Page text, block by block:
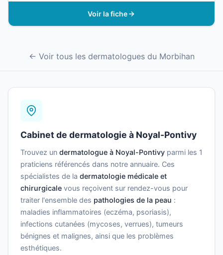
Voir la fiche
← Voir tous les dermatologues du Morbihan
Cabinet de dermatologie à Noyal-Pontivy
Trouvez un dermatologue à Noyal-Pontivy parmi les 1
praticiens référencés dans notre annuaire. Ces
spécialistes de la dermatologie médicale et
chirurgicale vous reçoivent sur rendez-vous pour
traiter l'ensemble des pathologies de la peau :
maladies inflammatoires (eczéma, psoriasis),
infections cutanées (mycoses, verrues), tumeurs
bénignes et malignes, ainsi que les problèmes
esthétiques.